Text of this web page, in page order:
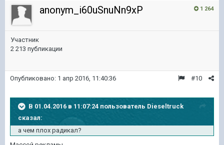
1 264
anonym_i60uSnuNn9xP
Участник
2 213 публикации
#10
Опубликовано: 1 апр 2016, 11:40:36
В 01.04.2016 в 11:07:24 пользователь Dieseltruck
сказал:
а чем плох радикал?